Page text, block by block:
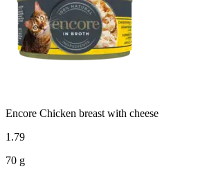
Encore Chicken breast with cheese
1.79
70 g